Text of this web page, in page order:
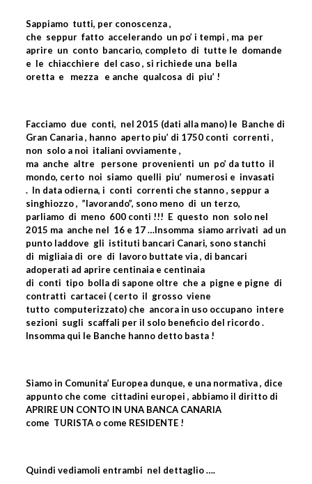
Sappiamo tutti, per conoscenza ,
che seppur fatto accelerando un po’ i tempi , ma per
aprire un conto bancario, completo di tutte le domande
e le chiacchiere del caso , si richiede una bella
oretta e mezza e anche qualcosa di piu’ !
Facciamo due conti, nel 2015 (dati alla mano) le Banche di
Gran Canaria , hanno aperto piu’ di 1750 conti correnti ,
non solo a noi italiani ovviamente ,
ma anche altre persone provenienti un po’ da tutto il
mondo, certo noi siamo quelli piu’ numerosi e invasati
. In data odierna, i conti correnti che stanno , seppur a
singhiozzo , ”lavorando”, sono meno di un terzo,
parliamo di meno 600 conti !!! E questo non solo nel
2015 ma anche nel 16 e 17 …Insomma siamo arrivati ad un
punto laddove gli istituti bancari Canari, sono stanchi
di migliaia di ore di lavoro buttate via , di bancari
adoperati ad aprire centinaia e centinaia
di conti tipo bolla di sapone oltre che a pigne e pigne di
contratti cartacei ( certo il grosso viene
tutto computerizzato) che ancora in uso occupano intere
sezioni sugli scaffali per il solo beneficio del ricordo .
Insomma qui le Banche hanno detto basta !
Siamo in Comunita’ Europea dunque, e una normativa , dice
appunto che come cittadini europei , abbiamo il diritto di
APRIRE UN CONTO IN UNA BANCA CANARIA
come TURISTA o come RESIDENTE !
Quindi vediamoli entrambi nel dettaglio ….